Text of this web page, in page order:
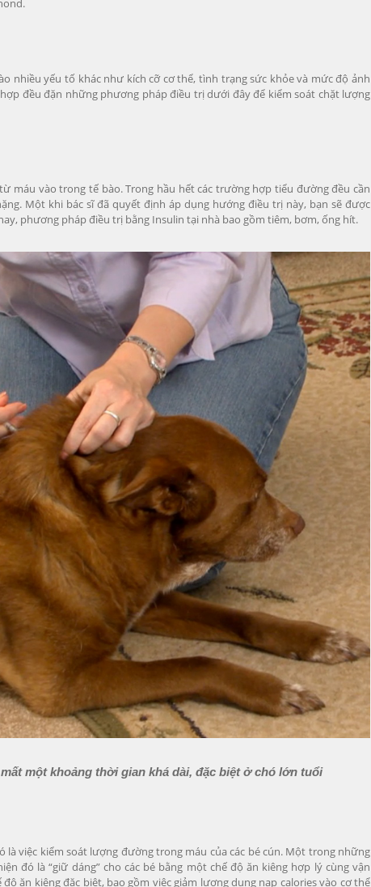
nhiều yếu tố khác như kích cỡ cơ thể, tình trạng sức khỏe và mức độ ảnh
đều đặn những phương pháp điều trị dưới đây để kiểm soát chặt lượng
máu vào trong tế bào. Trong hầu hết các trường hợp tiểu đường đều cần
Một khi bác sĩ đã quyết định áp dụng hướng điều trị này, bạn sẽ được
phương pháp điều trị bằng Insulin tại nhà bao gồm tiêm, bơm, ống hít.
một khoảng thời gian khá dài, đặc biệt ở chó lớn tuổi
việc kiểm soát lượng đường trong máu của các bé cún. Một trong những
đó là “giữ dáng” cho các bé bằng một chế độ ăn kiêng hợp lý cùng vận
ăn kiêng đặc biệt, bao gồm việc giảm lượng dung nạp calories vào cơ thể